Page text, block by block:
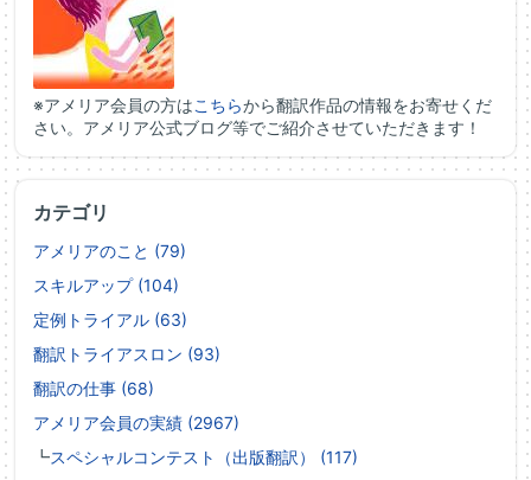
※アメリア会員の方はこちらから翻訳作品の情報をお寄せくだ
さい。アメリア公式ブログ等でご紹介させていただきます！
カテゴリ
アメリアのこと (79)
スキルアップ (104)
定例トライアル (63)
翻訳トライアスロン (93)
翻訳の仕事 (68)
アメリア会員の実績 (2967)
┗スペシャルコンテスト（出版翻訳） (117)